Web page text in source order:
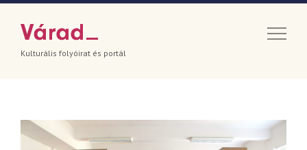
Kulturális folyóirat és portál